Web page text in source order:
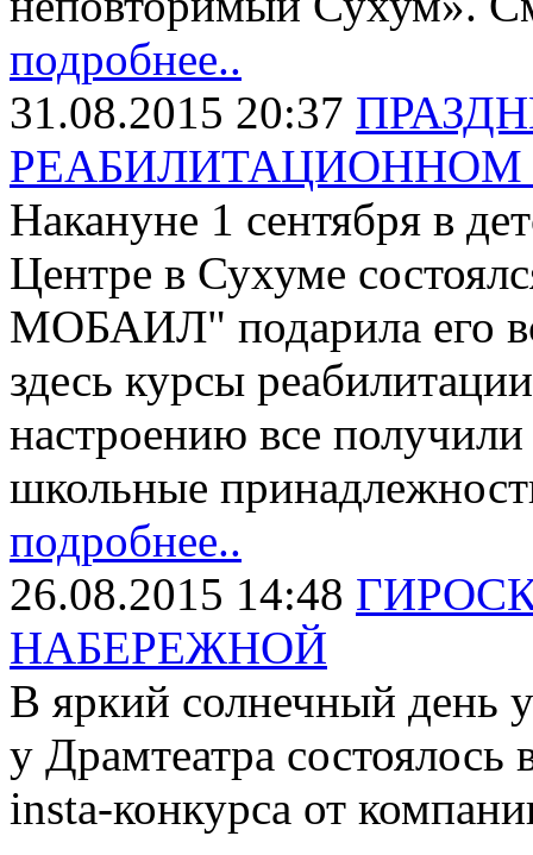
подробнее..
31.08.2015 20:37
РЕАБИЛИТАЦИОННОМ
Накануне 1 сентября в
Центре в Сухуме
МОБАИЛ" подарила его
здесь курсы
настроению все
школьные
подробнее..
26.08.2015 14:48
НАБЕРЕЖНОЙ
В яркий солнечный день
у Драмтеатра состоялось
insta-конкурса от